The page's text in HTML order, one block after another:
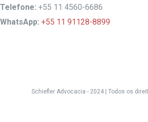
Telefone: +55 11 4560-6686
WhatsApp: +55 11 91128-8899
Schiefler Advocacia - 2024 | Todos os